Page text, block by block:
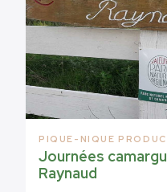
PIQUE-NIQUE
Journées
Raynaud